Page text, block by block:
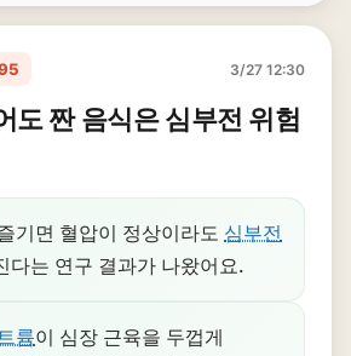
3/27 12:30
도 짠 음식은 심부전 위험
기면 혈압이 정상이라도 심부전
다는 연구 결과가 나왔어요.
륨이 심장 근육을 두껍게